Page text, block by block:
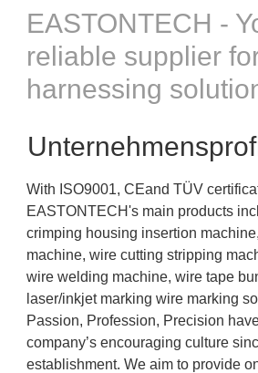
EASTONTECH -
reliable supplier
harnessing
With ISO9001, CEand TÜV
EASTONTECH's main products
crimping housing insertion
machine, wire cutting stripping
wire welding machine, wire tape
laser/inkjet marking wire marking
Passion, Profession, Precision
company’s encouraging culture
establishment. We aim to provide